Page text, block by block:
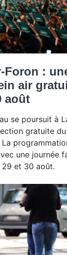
Foron :
air
août
se poursuit à
gratuite
une journée
29 et 30 août.